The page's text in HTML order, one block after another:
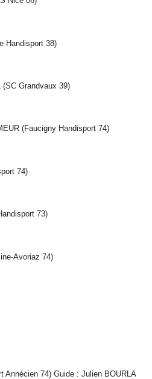
Handisport 38)
Grandvaux 39)
(Faucigny Handisport 74)
74)
73)
Avoriaz 74)
Annécien 74) Guide : Julien BOURLA